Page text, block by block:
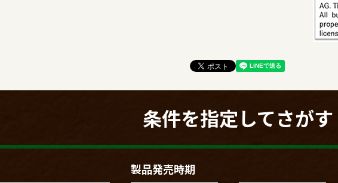
条件を指定してさがす
製品発売時期